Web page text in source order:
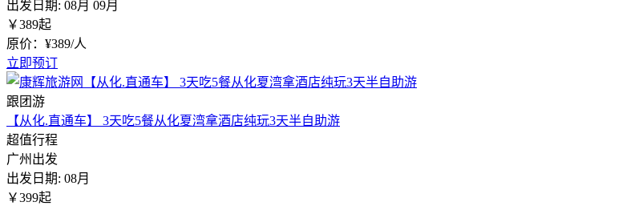
出发日期: 08月 09月
￥389起
原价：¥389/人
立即预订
跟团游
【从化.直通车】 3天吃5餐从化夏湾拿酒店纯玩3天半自助游
超值行程
广州出发
出发日期: 08月
￥399起